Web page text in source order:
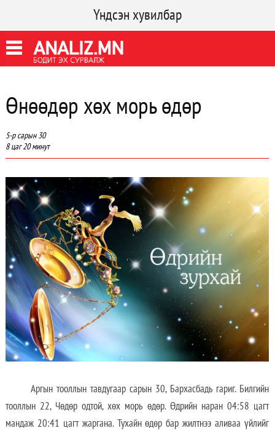
Үндсэн хувилбар
Өнөөдөр хөх морь өдөр
5-р сарын 30
8 цаг 20 минут
Аргын тооллын тавдугаар сарын 30, Бархасбадь гариг. Билгийн
тооллын 22, Чөдөр одтой, хөх морь өдөр. Өдрийн наран 04:58 цагт
мандаж 20:41 цагт жаргана. Тухайн өдөр бар жилтнээ аливаа үйлийг